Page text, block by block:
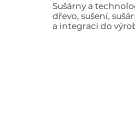
Sušárny a
dřevo, sušení,
a integraci do